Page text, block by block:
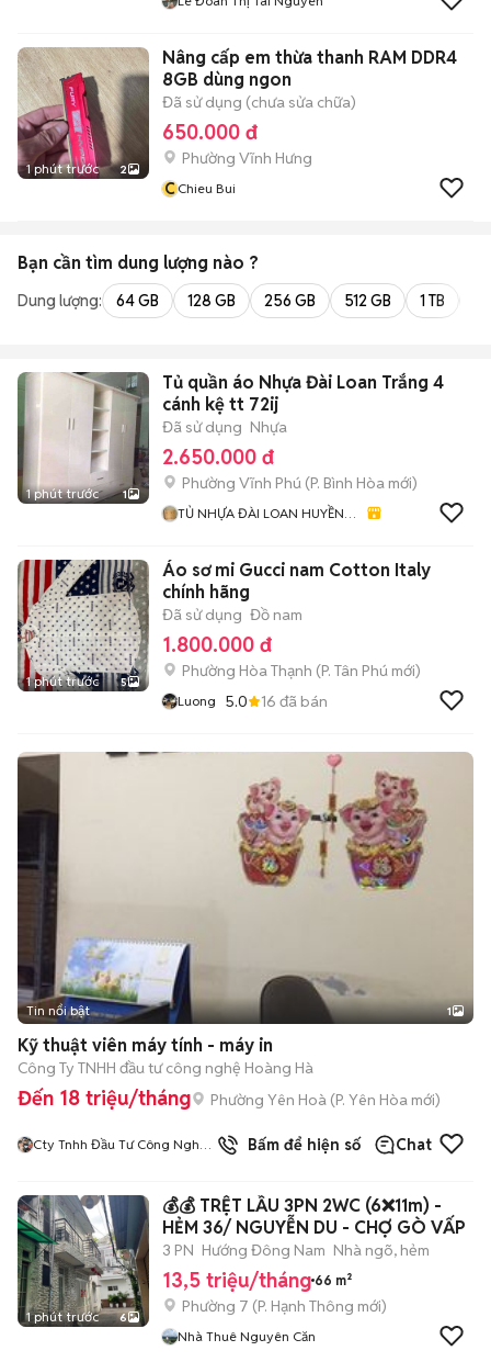
1 phút trước 2
Nâng cấp em thừa thanh RAM DDR4
8GB dùng ngon
Đã sử dụng (chưa sửa chữa)
650.000 đ
Phường Vĩnh Hưng
CChieu Bui
Bạn cần tìm dung lượng nào ?
Dung lượng: 64 GB 128 GB 256 GB 512 GB 1 TB
1 phút trước 1
Tủ quần áo Nhựa Đài Loan Trắng 4
cánh kệ tt 72ij
Đã sử dụng Nhựa
2.650.000 đ
Phường Vĩnh Phú (P. Bình Hòa mới)
TỦ NHỰA ĐÀI LOAN HUYỀN
1 phút trước 5
Áo sơ mi Gucci nam Cotton Italy
chính hãng
Đã sử dụng Đồ nam
1.800.000 đ
Phường Hòa Thạnh (P. Tân Phú mới)
Luong 5.0 16 đã bán
Tin nổi bật 1
Kỹ thuật viên máy tính - máy in
Công Ty TNHH đầu tư công nghệ Hoàng Hà
Đến 18 triệu/tháng Phường Yên Hoà (P. Yên Hòa mới)
Cty Tnhh Đầu Tư Công Nghệ
Bấm để hiện số Chat
1 phút trước 6
💰💰 TRỆT LẦU 3PN 2WC (6❌11m) -
HẺM 36/ NGUYỄN DU - CHỢ GÒ VẤP
3 PN Hướng Đông Nam Nhà ngõ, hẻm
13,5 triệu/tháng 66 m²
Phường 7 (P. Hạnh Thông mới)
Nhà Thuê Nguyên Căn